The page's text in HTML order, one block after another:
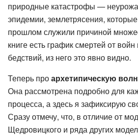
природные катастрофы —
эпидемии, землетрясения,
прошлом служили причиной
книге есть график смертей от
бедствий, из него это явно видно.
Теперь проархетипическую
Она рассмотрена подробно для
процесса, а здесь я зафиксирую
Сразу отмечу, что, в отличие от
Щедровицкого и ряда других